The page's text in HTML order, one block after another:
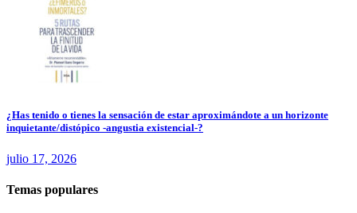
¿Has tenido o tienes la sensación de estar aproximándote a un horizonte
inquietante/distópico -angustia existencial-?
julio 17, 2026
Temas populares